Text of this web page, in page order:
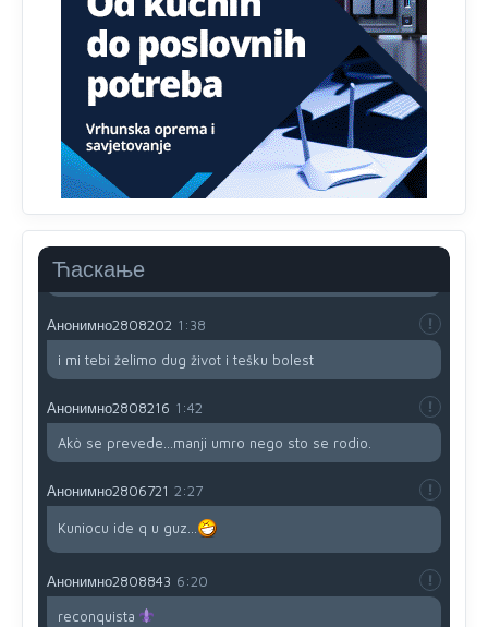
Ћаскање
Анонимно2806721 12:39
791 BiH nije priznala Kosovo kao nezavisnu državu jer
genocidna tvorevina pravi smetnju a recimo Srbija je
davnopriznala.Nasvakom proizvodu iz Srbije stoji -
uvoznik za Kosovo
Анонимно2806721
12:45
da brani? A imamo vojsku Kosova kojoj želimo svako
dobro i da se što bolje opreme
Анонимно2808202 1:38
i mi tebi želimo dug život i tešku bolest
Анонимно2808216 1:42
Akò se prevede...manji umro nego sto se rodio.
Анонимно2806721 2:27
Kuniocu ide q u guz...
Анонимно2808843 6:20
reconquista